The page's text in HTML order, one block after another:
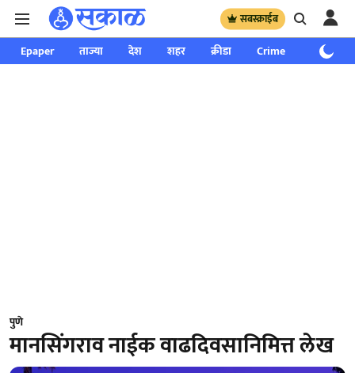
सबस्क्राईब
Epaper ताज्या देश शहर क्रीडा Crime साप्ताहिक
पुणे
मानसिंगराव नाईक वाढदिवसानिमित्त लेख